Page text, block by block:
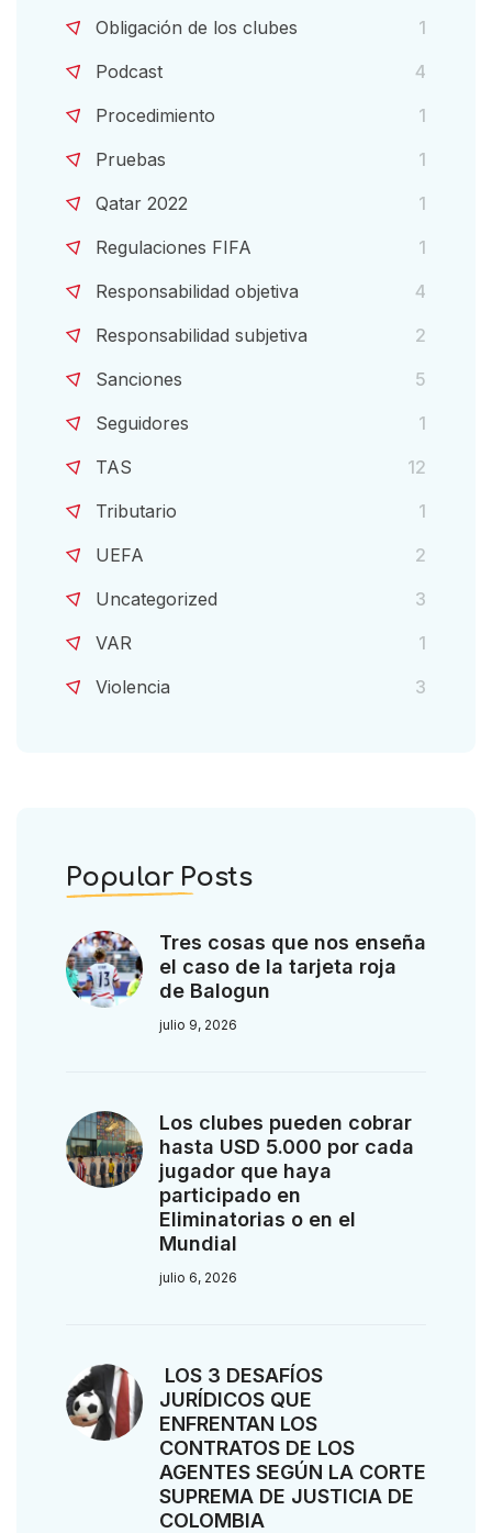
Obligación de los clubes
1
Podcast
4
Procedimiento
1
Pruebas
1
Qatar 2022
1
Regulaciones FIFA
1
Responsabilidad objetiva
4
Responsabilidad subjetiva
2
Sanciones
5
Seguidores
1
TAS
12
Tributario
1
UEFA
2
Uncategorized
3
VAR
1
Violencia
3
Popular Posts
Tres cosas que nos enseña
el caso de la tarjeta roja
de Balogun
julio 9, 2026
Los clubes pueden cobrar
hasta USD 5.000 por cada
jugador que haya
participado en
Eliminatorias o en el
Mundial
julio 6, 2026
LOS 3 DESAFÍOS
JURÍDICOS QUE
ENFRENTAN LOS
CONTRATOS DE LOS
AGENTES SEGÚN LA CORTE
SUPREMA DE JUSTICIA DE
COLOMBIA